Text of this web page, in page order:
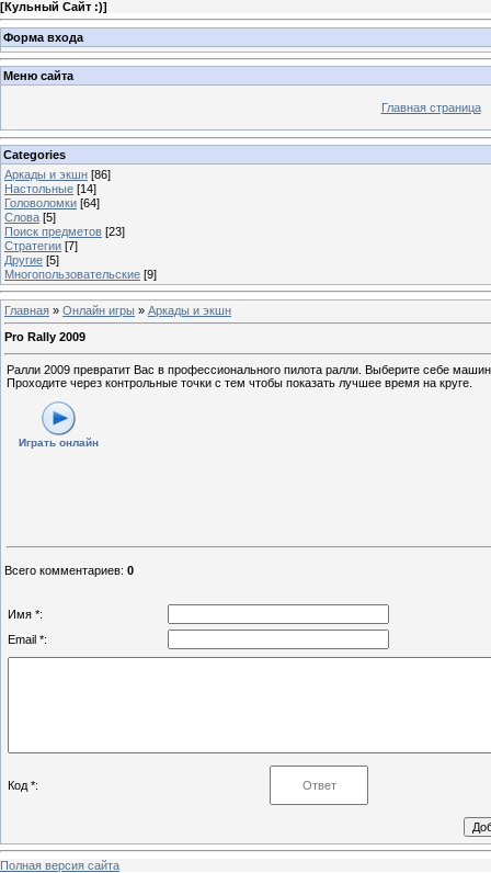
[Кульный Сайт :)]
Форма входа
Меню сайта
Главная страница
Categories
Аркады и экшн [86]
Настольные [14]
Головоломки [64]
Слова [5]
Поиск предметов [23]
Стратегии [7]
Другие [5]
Многопользовательские [9]
Главная » Онлайн игры » Аркады и экшн
Pro Rally 2009
Ралли 2009 превратит Вас в профессионального пилота ралли. Выберите себе
Проходите через контрольные точки с тем чтобы показать лучшее время на круге.
Играть онлайн
Всего комментариев: 0
Имя *:
Email *:
Код *:
Полная версия сайта